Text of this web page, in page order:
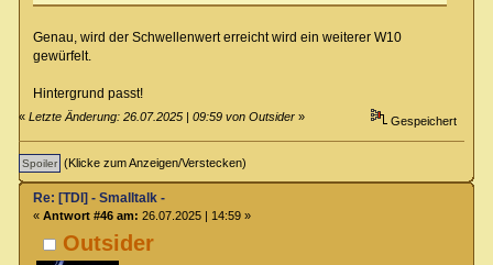
Genau, wird der Schwellenwert erreicht wird ein weiterer W10
gewürfelt.
Hintergrund passt!
«Letzte Änderung: 26.07.2025 | 09:59 von Outsider » Gespeichert
(Klicke zum Anzeigen/Verstecken)
Outsider
Re: [TDI] - Smalltalk -
« Antwort #46 am: 26.07.2025 | 14:59 »